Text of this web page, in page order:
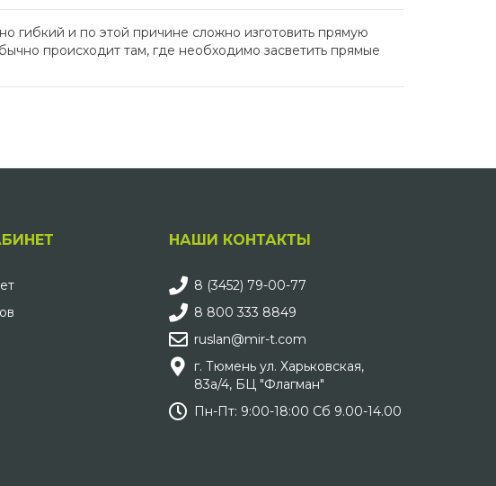
гибкий и по этой причине сложно изготовить прямую
происходит там, где необходимо засветить прямые
НАШИ КОНТАКТЫ
8 (3452) 79-00-77
8 800 333 8849
ruslan@mir-t.com
г. Тюмень ул. Харьковская,
83а/4, БЦ "Флагман"
Пн-Пт: 9:00-18:00 Сб 9.00-14.00